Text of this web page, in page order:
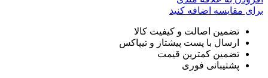
برای مقایسه اضافه کنید
تضمین اصالت و کیفیت کالا
ارسال با پست پیشتاز و تیپاکس
تضمین کمترین قیمت
پشتیبانی فوری